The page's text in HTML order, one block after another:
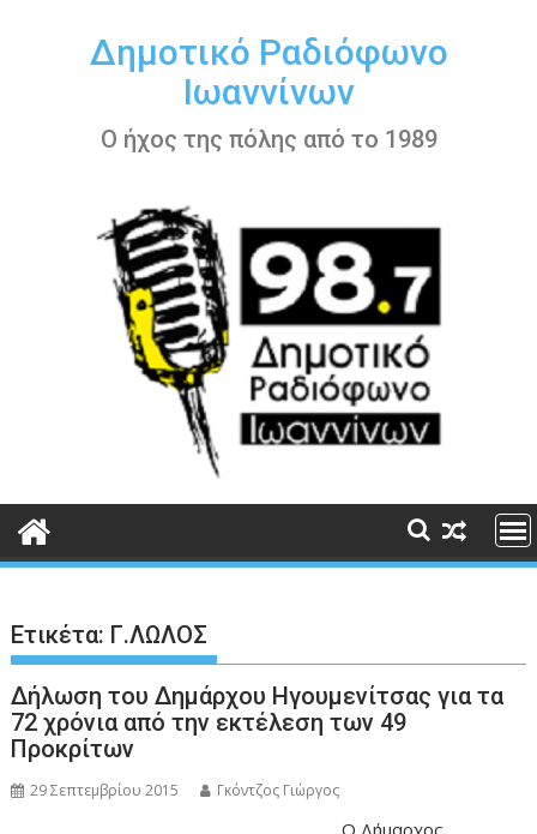
περιεχόμενοΔημοτικό Ραδιόφωνο
Ιωαννίνων
Ο ήχος της πόλης από το 1989
Ετικέτα: Γ.ΛΩΛΟΣ
Δήλωση του Δημάρχου Ηγουμενίτσας για τα
72 χρόνια από την εκτέλεση των 49
Προκρίτων
29 Σεπτεμβρίου 2015 Γκόντζος Γιώργος
O Δήμαρχος